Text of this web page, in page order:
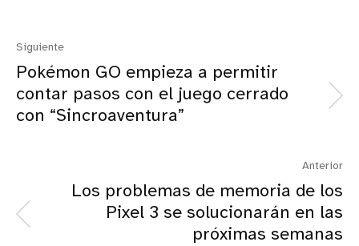
Siguiente
Pokémon GO empieza a permitir
contar pasos con el juego cerrado
con “Sincroaventura”
Anterior
Los problemas de memoria de los
Pixel 3 se solucionarán en las
próximas semanas